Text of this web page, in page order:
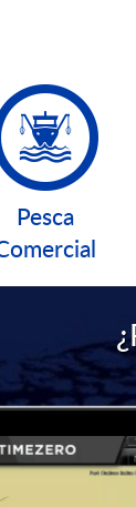
Pesca